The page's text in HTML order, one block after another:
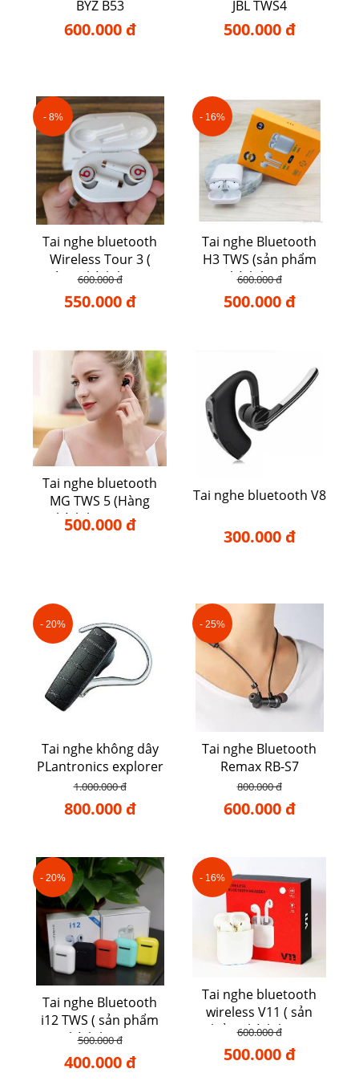
BYZ B53
600.000 đ
JBL TWS4
500.000 đ
- 8%
Tai nghe bluetooth
Wireless Tour 3 (
Hàng chính hãng )
600.000 đ
550.000 đ
- 16%
Tai nghe Bluetooth
H3 TWS (sản phẩm
chính hãng)
600.000 đ
500.000 đ
Tai nghe bluetooth
MG TWS 5 (Hàng
chính hãng TWS)
500.000 đ
Tai nghe bluetooth V8
300.000 đ
- 20%
Tai nghe không dây
PLantronics explorer
50
1.000.000 đ
800.000 đ
- 25%
Tai nghe Bluetooth
Remax RB-S7
800.000 đ
600.000 đ
- 20%
Tai nghe Bluetooth
i12 TWS ( sản phẩm
chính hãng )
500.000 đ
400.000 đ
- 16%
Tai nghe bluetooth
wireless V11 ( sản
phẩm chính hãng )
600.000 đ
500.000 đ